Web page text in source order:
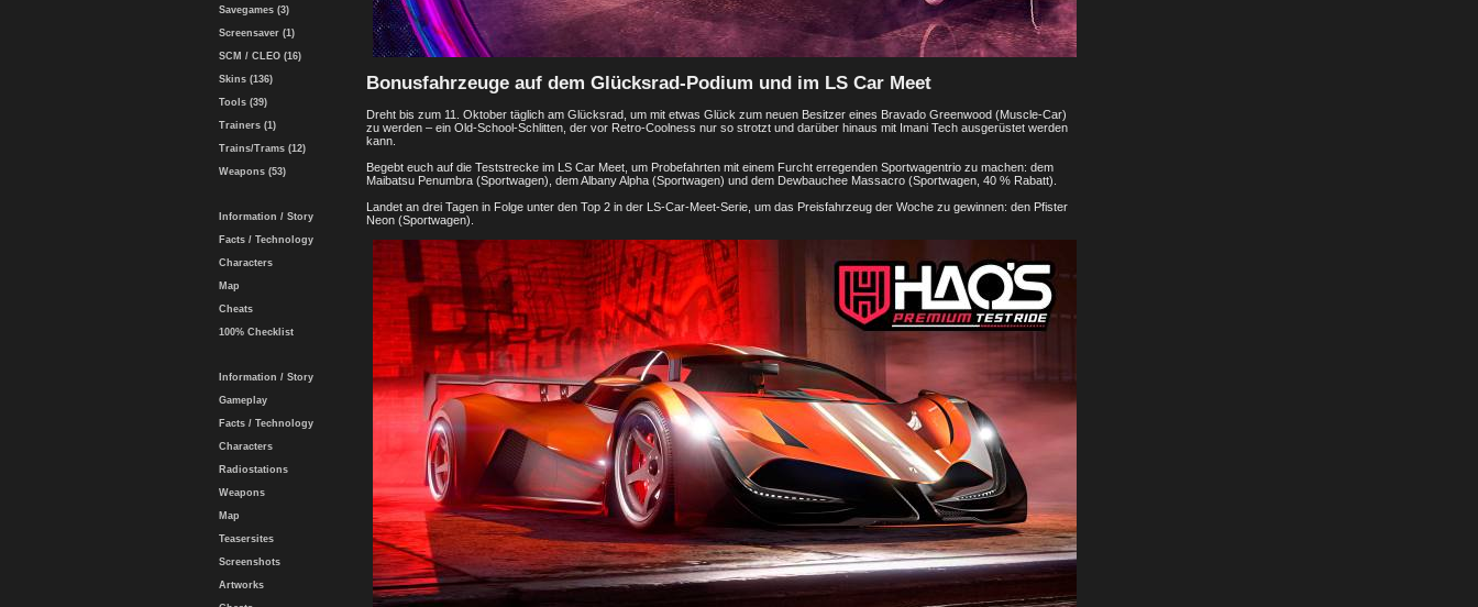
Savegames (3)
Screensaver (1)
SCM / CLEO (16)
Skins (136)
Tools (39)
Trainers (1)
Trains/Trams (12)
Weapons (53)
Information / Story
Facts / Technology
Characters
Map
Cheats
100% Checklist
Information / Story
Gameplay
Facts / Technology
Characters
Radiostations
Weapons
Map
Teasersites
Screenshots
Artworks
Bonusfahrzeuge auf dem Glücksrad-Podium und im LS Car Meet
Dreht bis zum 11. Oktober täglich am Glücksrad, um mit etwas Glück zum neuen Besitzer eines Bravado Greenwood (Muscle-Car)
zu werden – ein Old-School-Schlitten, der vor Retro-Coolness nur so strotzt und darüber hinaus mit Imani Tech ausgerüstet werden
kann.
Begebt euch auf die Teststrecke im LS Car Meet, um Probefahrten mit einem Furcht erregenden Sportwagentrio zu machen: dem
Maibatsu Penumbra (Sportwagen), dem Albany Alpha (Sportwagen) und dem Dewbauchee Massacro (Sportwagen, 40 % Rabatt).
Landet an drei Tagen in Folge unter den Top 2 in der LS-Car-Meet-Serie, um das Preisfahrzeug der Woche zu gewinnen: den Pfister
Neon (Sportwagen).